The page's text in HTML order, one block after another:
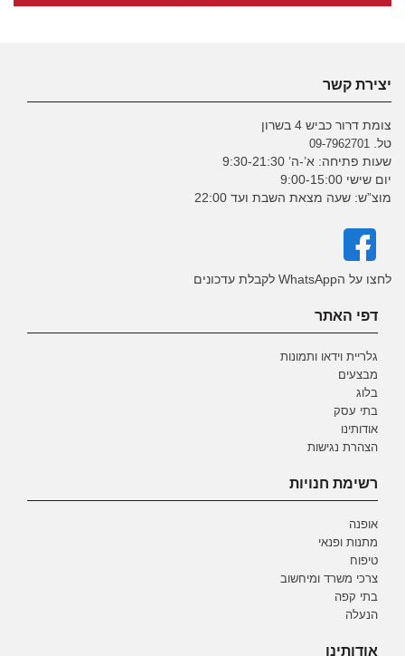
יצירת קשר
צומת דרור כביש 4 בשרון
טל. 09-7962701
שעות פתיחה: א’-ה’ 9:30-21:30
יום שישי 9:00-15:00
מוצ”ש: שעה מצאת השבת ועד 22:00
לחצו על הWhatsApp לקבלת עדכונים
דפי האתר
גלריית וידאו ותמונות
מבצעים
בלוג
בתי עסק
אודותינו
הצהרת נגישות
רשימת חנויות
אופנה
מתנות ופנאי
טיפוח
צרכי משרד ומיחשוב
בתי קפה
הנעלה
אודותינו